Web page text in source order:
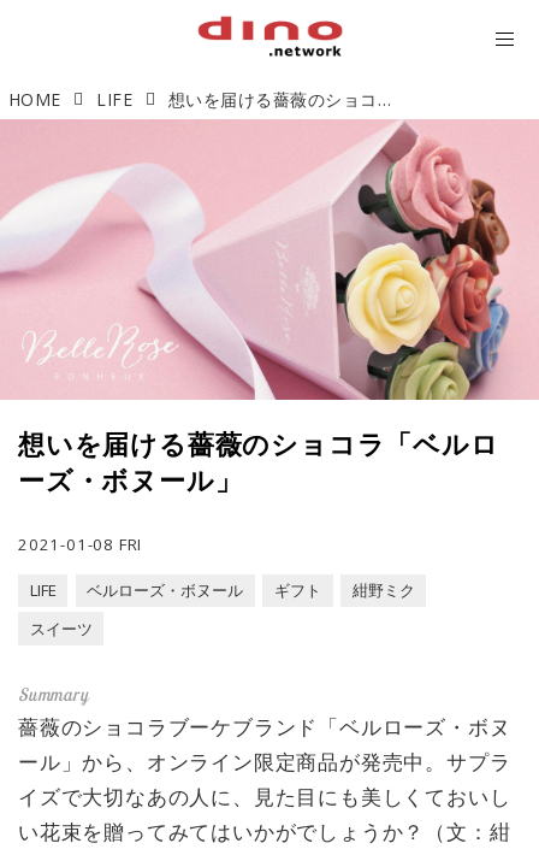
HOME LIFE 想いを届ける薔薇のショコラ「ベルローズ・ボヌール」
想いを届ける薔薇のショコラ「ベルロ
ーズ・ボヌール」
2021-01-08 FRI
LIFE ベルローズ・ボヌール ギフト
紺野ミク
スイーツ
薔薇のショコラブーケブランド「ベルローズ・ボヌ
ール」から、オンライン限定商品が発売中。サプラ
イズで大切なあの人に、見た目にも美しくておいし
い花束を贈ってみてはいかがでしょうか？（文：紺